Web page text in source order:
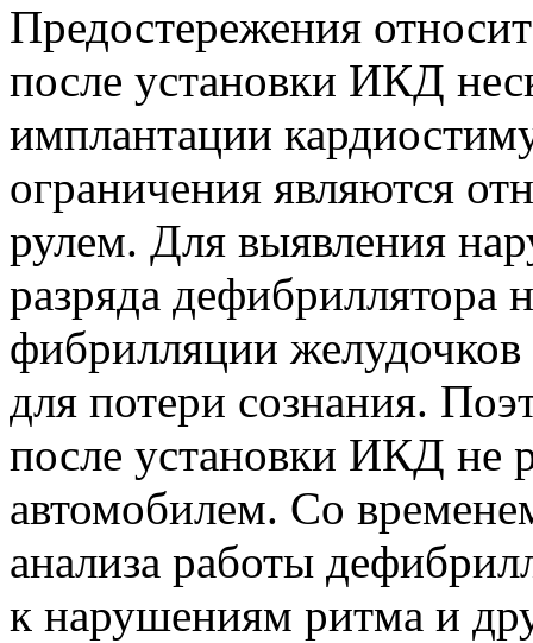
Предостережения
после установки ИКД
имплантации
ограничения являются
рулем. Для выявления
разряда
фибрилляции желудочков
для потери сознания.
после установки ИКД не
автомобилем. Со
анализа работы
к нарушениям ритма и